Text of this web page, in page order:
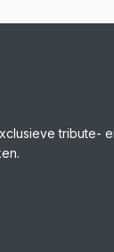
tribute-